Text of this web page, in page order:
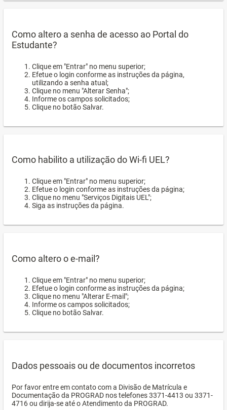
Como altero a senha de acesso ao Portal do
Estudante?
Clique em "Entrar" no menu superior;
Efetue o login conforme as instruções da página,
utilizando a senha atual;
Clique no menu "Alterar Senha";
Informe os campos solicitados;
Clique no botão Salvar.
Como habilito a utilização do Wi-fi UEL?
Clique em "Entrar" no menu superior;
Efetue o login conforme as instruções da página;
Clique no menu "Serviços Digitais UEL";
Siga as instruções da página.
Como altero o e-mail?
Clique em "Entrar" no menu superior;
Efetue o login conforme as instruções da página;
Clique no menu "Alterar E-mail";
Informe os campos solicitados;
Clique no botão Salvar.
Dados pessoais ou de documentos incorretos
Por favor entre em contato com a Divisão de Matrícula e
Documentação da PROGRAD nos telefones 3371-4413 ou 3371-
4716 ou dirija-se até o Atendimento da PROGRAD.